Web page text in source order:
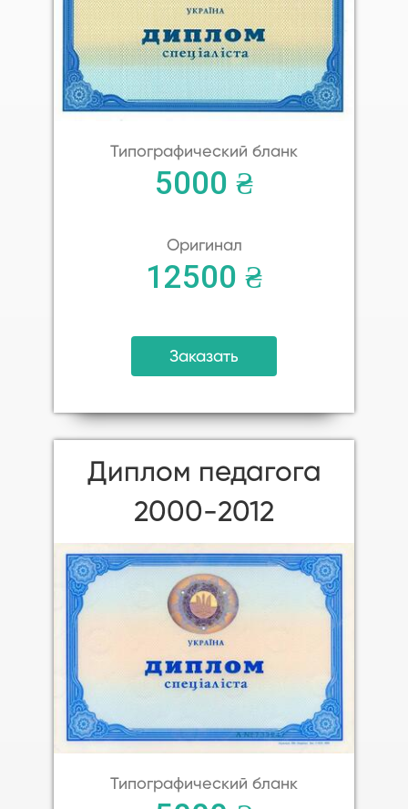
Типографический бланк
5000 ₴
Оригинал
12500 ₴
Заказать
Диплом педагога
2000-2012
Типографический бланк